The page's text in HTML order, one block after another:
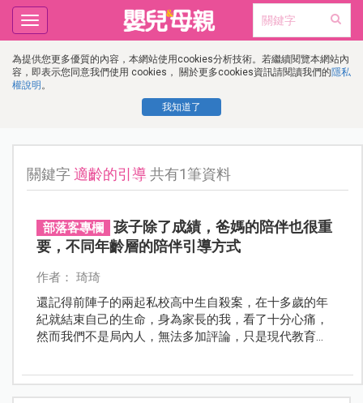
為提供您更多優質的內容，本網站使用cookies分析技術。若繼續閱覽本網站內
容，即表示您同意我們使用 cookies， 關於更多cookies資訊請閱讀我們的隱私
權說明 。
我知道了
Toggle
navigation
關鍵字適齡的引導 共有1筆資料
部落客專欄
孩子除了成績，爸媽的陪伴也很重
要，不同年齡層的陪伴引導方式
作者： 琦琦
還記得前陣子的兩起私校高中生自殺案，在十多歲的年
紀就結束自己的生命，身為家長的我，看了十分心痛，
然而我們不是局內人，無法多加評論，只是現代教育
子學習、拿捏關心的尺度也成為每位家長的重要課題。